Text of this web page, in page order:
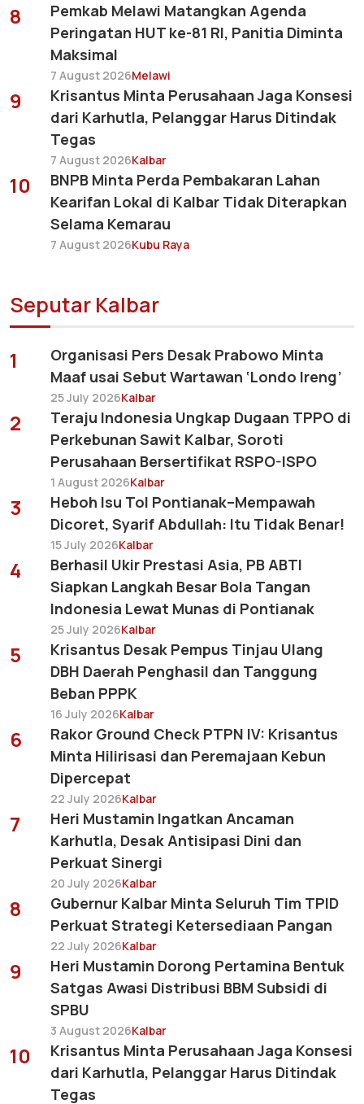
8
Pemkab Melawi Matangkan Agenda
Peringatan HUT ke-81 RI, Panitia Diminta
Maksimal
7 August 2026Melawi
9
Krisantus Minta Perusahaan Jaga Konsesi
dari Karhutla, Pelanggar Harus Ditindak
Tegas
7 August 2026Kalbar
10
BNPB Minta Perda Pembakaran Lahan
Kearifan Lokal di Kalbar Tidak Diterapkan
Selama Kemarau
7 August 2026Kubu Raya
Seputar Kalbar
1
Organisasi Pers Desak Prabowo Minta
Maaf usai Sebut Wartawan ‘Londo Ireng’
25 July 2026Kalbar
2
Teraju Indonesia Ungkap Dugaan TPPO di
Perkebunan Sawit Kalbar, Soroti
Perusahaan Bersertifikat RSPO-ISPO
1 August 2026Kalbar
3
Heboh Isu Tol Pontianak–Mempawah
Dicoret, Syarif Abdullah: Itu Tidak Benar!
15 July 2026Kalbar
4
Berhasil Ukir Prestasi Asia, PB ABTI
Siapkan Langkah Besar Bola Tangan
Indonesia Lewat Munas di Pontianak
25 July 2026Kalbar
5
Krisantus Desak Pempus Tinjau Ulang
DBH Daerah Penghasil dan Tanggung
Beban PPPK
16 July 2026Kalbar
6
Rakor Ground Check PTPN IV: Krisantus
Minta Hilirisasi dan Peremajaan Kebun
Dipercepat
22 July 2026Kalbar
7
Heri Mustamin Ingatkan Ancaman
Karhutla, Desak Antisipasi Dini dan
Perkuat Sinergi
20 July 2026Kalbar
8
Gubernur Kalbar Minta Seluruh Tim TPID
Perkuat Strategi Ketersediaan Pangan
22 July 2026Kalbar
9
Heri Mustamin Dorong Pertamina Bentuk
Satgas Awasi Distribusi BBM Subsidi di
SPBU
3 August 2026Kalbar
10
Krisantus Minta Perusahaan Jaga Konsesi
dari Karhutla, Pelanggar Harus Ditindak
Tegas